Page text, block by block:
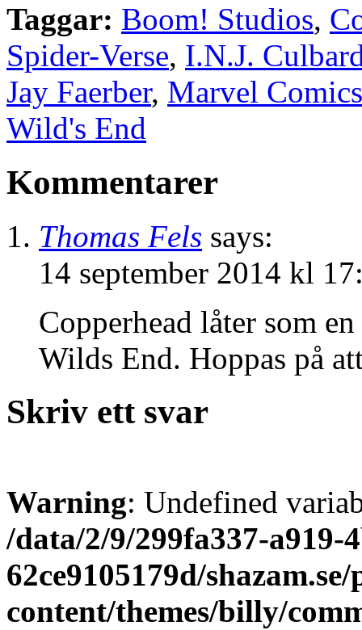
Taggar: Boom! Studios,
Spider-Verse, I.N.J.
Jay Faerber, Marvel Comics
Wild's End
Kommentarer
Thomas Fels says:
14 september 2014 kl
Copperhead låter som
Wilds End. Hoppas på
Skriv ett svar
Warning: Undefined
/data/2/9/299fa337-a919-
62ce9105179d/
content/themes/billy/